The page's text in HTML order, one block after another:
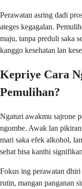
Perawatan asring dadi
ateges kegagalan.
maju, tanpa preduli saka
kanggo kesehatan lan
Kepriye Cara
Pemulihan?
Ngaturi awakmu sajrone
ngombe. Awak lan
mari saka efek alkohol,
sehat bisa kanthi
Fokus ing perawatan
rutin, mangan panganan